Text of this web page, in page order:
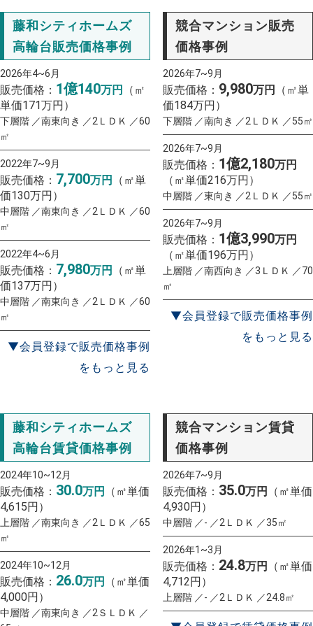
藤和シティホームズ
高輪台販売価格事例
2026年4~6月
販売価格： 1億140万円
（㎡
単価171万円）
下層階 ／南東向き ／2ＬＤＫ ／60
㎡
2022年7~9月
販売価格： 7,700万円
（㎡単
価130万円）
中層階 ／南東向き ／2ＬＤＫ ／60
㎡
2022年4~6月
販売価格： 7,980万円
（㎡単
価137万円）
中層階 ／南東向き ／2ＬＤＫ ／60
㎡
▼会員登録で販売価格事例
をもっと見る
競合マンション販売
価格事例
2026年7~9月
販売価格： 9,980万円
（㎡単
価184万円）
下層階 ／南向き ／2ＬＤＫ ／55㎡
2026年7~9月
販売価格： 1億2,180万円
（㎡単価216万円）
中層階 ／東向き ／2ＬＤＫ ／55㎡
2026年7~9月
販売価格： 1億3,990万円
（㎡単価196万円）
上層階 ／南西向き ／3ＬＤＫ ／70
㎡
▼会員登録で販売価格事例
をもっと見る
藤和シティホームズ
高輪台賃貸価格事例
2024年10~12月
販売価格： 30.0万円
（㎡単価
4,615円）
上層階 ／南東向き ／2ＬＤＫ ／65
㎡
2024年10~12月
販売価格： 26.0万円
（㎡単価
4,000円）
中層階 ／南東向き ／2ＳＬＤＫ ／
競合マンション賃貸
価格事例
2026年7~9月
販売価格： 35.0万円
（㎡単価
4,930円）
中層階 ／- ／2ＬＤＫ ／35㎡
2026年1~3月
販売価格： 24.8万円
（㎡単価
4,712円）
上層階 ／- ／2ＬＤＫ ／24.8㎡